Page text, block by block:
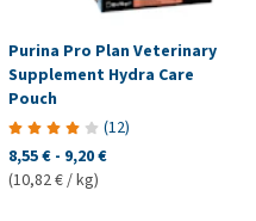
Purina Pro Plan Veterinary
Supplement Hydra Care
Pouch
(12)
8,55 € - 9,20 €
(10,82 € / kg)